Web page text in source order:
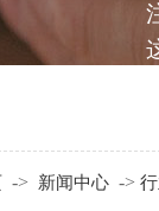
-> 新闻中心 ->